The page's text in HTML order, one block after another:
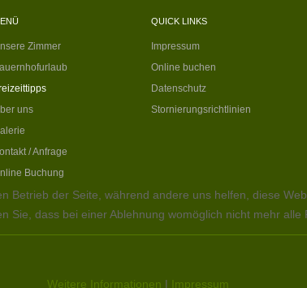
Zimmer
uns
/ Anfrage
Buchung
QUICK LINKS
Impressum
Online buchen
Datenschutz
Stornierungsrichtlinien
Betrieb der Seite, während andere uns helfen, diese
dass bei einer Ablehnung womöglich nicht mehr
Weitere Informationen | Impressum